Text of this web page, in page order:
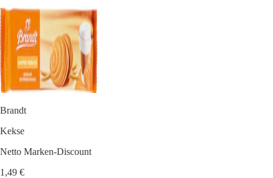
Brandt
Kekse
Netto Marken-Discount
1,49 €